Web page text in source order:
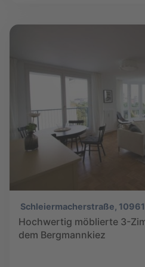
Schleiermacherstraße,
Hochwertig möblierte 3-
dem Bergmannkiez